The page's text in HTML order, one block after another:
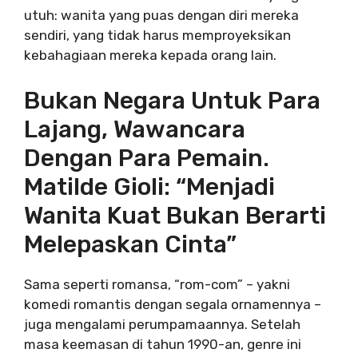
utuh: wanita yang puas dengan diri mereka
sendiri, yang tidak harus memproyeksikan
kebahagiaan mereka kepada orang lain.
Bukan Negara Untuk Para
Lajang, Wawancara
Dengan Para Pemain.
Matilde Gioli: “Menjadi
Wanita Kuat Bukan Berarti
Melepaskan Cinta”
Sama seperti romansa, “rom-com” – yakni
komedi romantis dengan segala ornamennya –
juga mengalami perumpamaannya. Setelah
masa keemasan di tahun 1990-an, genre ini